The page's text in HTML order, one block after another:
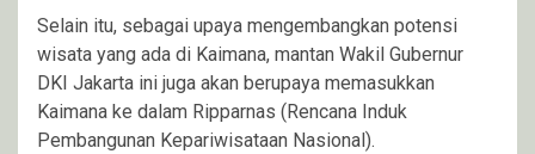
Selain itu, sebagai upaya mengembangkan potensi
wisata yang ada di Kaimana, mantan Wakil Gubernur
DKI Jakarta ini juga akan berupaya memasukkan
Kaimana ke dalam Ripparnas (Rencana Induk
Pembangunan Kepariwisataan Nasional).